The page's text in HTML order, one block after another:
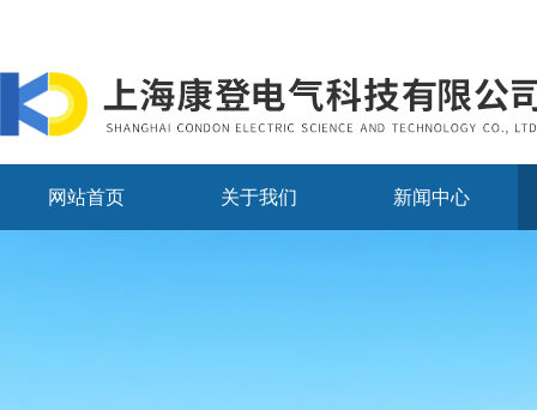
网站首页 关于我们 新闻中心